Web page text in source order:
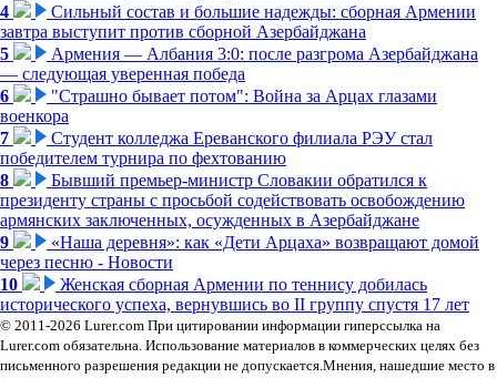
4
Сильный состав и большие надежды: сборная Армении
завтра выступит против сборной Азербайджана
5
Армения — Албания 3:0: после разгрома Азербайджана
— следующая уверенная победа
6
"Страшно бывает потом": Война за Арцах глазами
военкора
7
Студент колледжа Ереванского филиала РЭУ стал
победителем турнира по фехтованию
8
Бывший премьер-министр Словакии обратился к
президенту страны с просьбой содействовать освобождению
армянских заключенных, осужденных в Азербайджане
9
«Наша деревня»: как «Дети Арцаха» возвращают домой
через песню - Новости
10
Женская сборная Армении по теннису добилась
исторического успеха, вернувшись во II группу спустя 17 лет
© 2011-2026 Lurer.com При цитировании информации гиперссылка на
Lurer.com обязательна. Использование материалов в коммерческих целях без
письменного разрешения редакции не допускается.Мнения, нашедшие место в